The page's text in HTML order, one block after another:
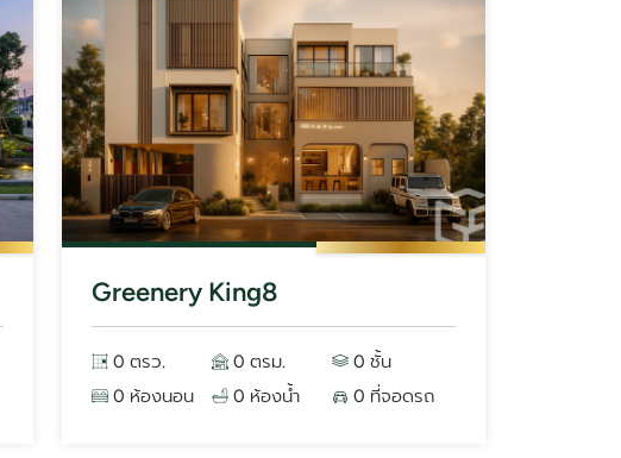
Greenery King8
0 ตรว. 0 ตรม.
0 ชั้น
0 ห้องนอน
0 ห้องน้ำ 0 ที่จอดรถ